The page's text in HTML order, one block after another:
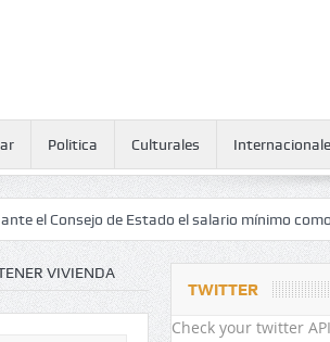
Politica Culturales
de Estado el salario mínimo como derecho
VIVIENDA
TWITTER
Check your twitter